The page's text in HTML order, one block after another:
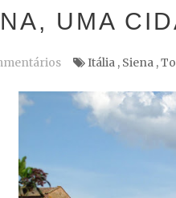
UMA
Itália , Siena ,